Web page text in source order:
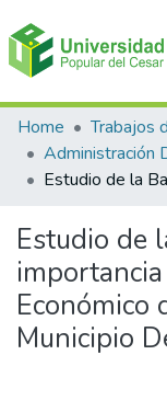
Communities &
All of DSpace
Home
Estudio de
Económico
Municipio